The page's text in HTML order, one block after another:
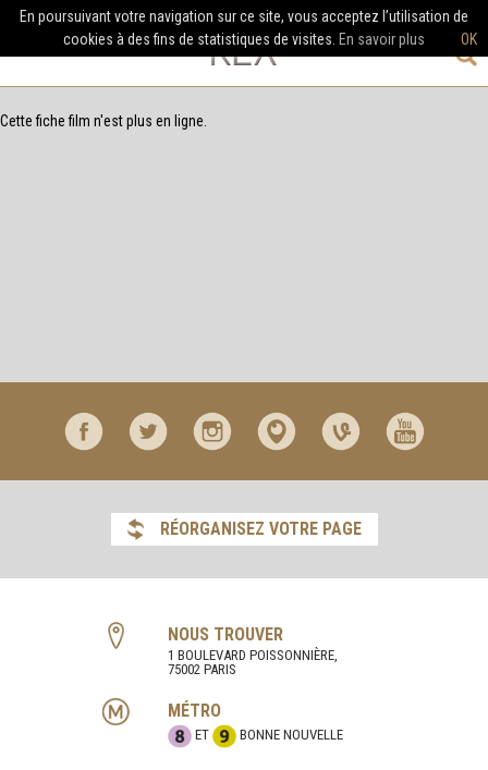
Cette fiche film n'est plus en ligne.
RÉORGANISEZ VOTRE PAGE
NOUS TROUVER
1 BOULEVARD POISSONNIÈRE,
75002 PARIS
MÉTRO
ET BONNE NOUVELLE
OK
En poursuivant votre navigation sur ce site, vous acceptez l’utilisation de
cookies à des fins de statistiques de visites. En savoir plus